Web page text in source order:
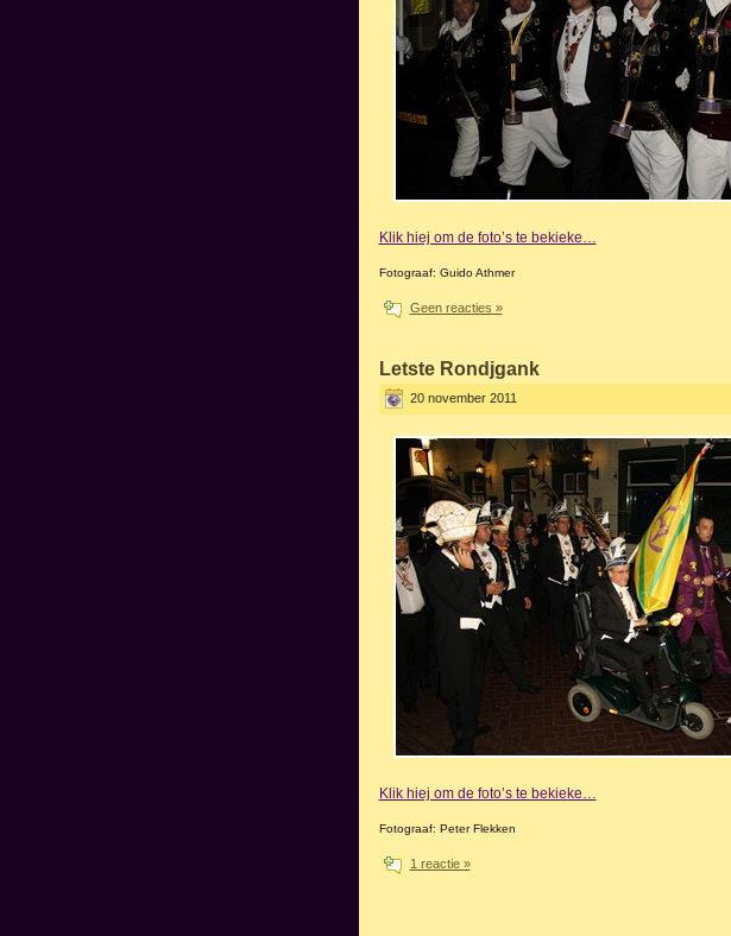
Klik hiej om de foto’s te bekieke…
Fotograaf: Guido Athmer
Geen reacties »
Letste Rondjgank
20 november 2011
Klik hiej om de foto’s te bekieke…
Fotograaf: Peter Flekken
1 reactie »